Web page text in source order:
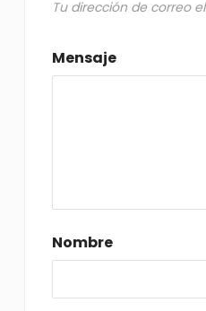
Tu dirección de correo
Mensaje
Nombre